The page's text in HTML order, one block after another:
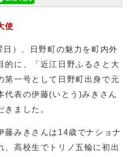
使
）、日野町の魅力を町内外
的に、「近江日野ふるさと大
第一号として日野町出身で元
代表の伊藤(いとう)みきさん
きました。
藤みきさんは14歳でナショナ
、高校生でトリノ五輪に初出